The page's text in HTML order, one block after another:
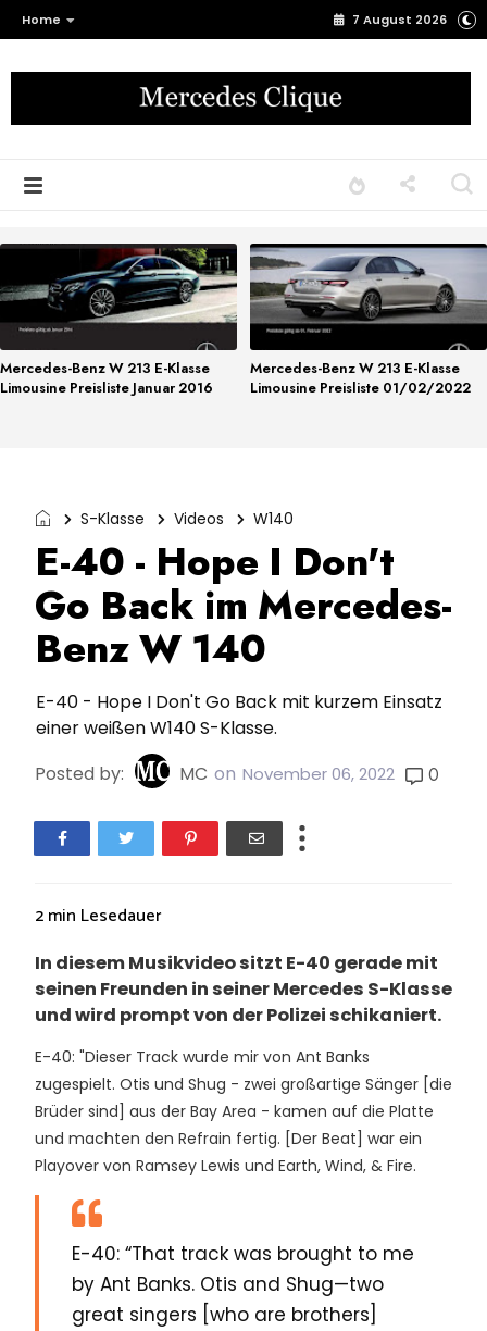
Home 7 August 2026
Mercedes-Benz W 213 E-Klasse
Limousine Preisliste Januar 2016
Mercedes-Benz W 213 E-Klasse
Limousine Preisliste 01/02/2022
S-Klasse Videos W140
E-40 - Hope I Don't
Go Back im Mercedes-
Benz W 140
E-40 - Hope I Don't Go Back mit kurzem Einsatz
einer weißen W140 S-Klasse.
Posted by:
MC on November 06, 2022 0
2 min Lesedauer
In diesem Musikvideo sitzt E-40 gerade mit
seinen Freunden in seiner Mercedes S-Klasse
und wird prompt von der Polizei schikaniert.
E-40: "Dieser Track wurde mir von Ant Banks
zugespielt. Otis und Shug - zwei großartige Sänger [die
Brüder sind] aus der Bay Area - kamen auf die Platte
und machten den Refrain fertig. [Der Beat] war ein
Playover von Ramsey Lewis und Earth, Wind, & Fire.
E-40: “That track was brought to me
by Ant Banks. Otis and Shug—two
great singers [who are brothers]